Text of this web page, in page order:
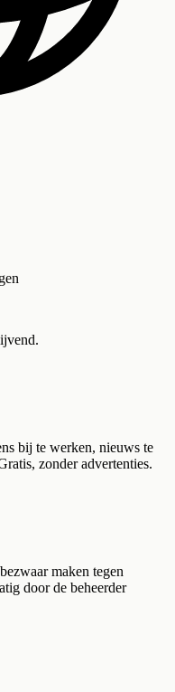
bij te werken, nieuws te
zonder advertenties.
maken tegen
door de beheerder